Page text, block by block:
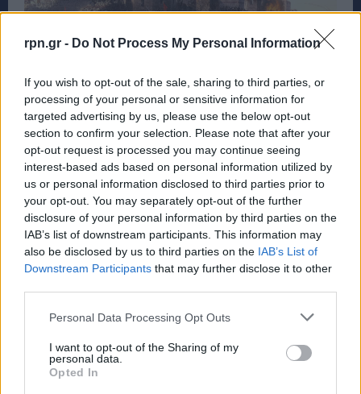
rpn.gr - Do Not Process My Personal Information
If you wish to opt-out of the sale, sharing to third parties, or
processing of your personal or sensitive information for
targeted advertising by us, please use the below opt-out
section to confirm your selection. Please note that after your
opt-out request is processed you may continue seeing
interest-based ads based on personal information utilized by
us or personal information disclosed to third parties prior to
your opt-out. You may separately opt-out of the further
disclosure of your personal information by third parties on the
IAB’s list of downstream participants. This information may
also be disclosed by us to third parties on the IAB’s List of
Downstream Participants that may further disclose it to other
Personal Data Processing Opt Outs
I want to opt-out of the Sharing of my
personal data.
Opted In
«Η πόλις εάλω»: Σαν σήμερα πριν από 573
χρόνια η Άλωση της Κωνσταντινούπολης
ΕΙΔΗΣΕΙΣ 29 Μαΐου, 2026
Η άλωση της Κωνσταντινούπολης έγινε στις 29 Μαΐου
του 1453, μετά από πολιορκία που είχε ξεκινήσει στις
αρχές Απριλίου. Ο...